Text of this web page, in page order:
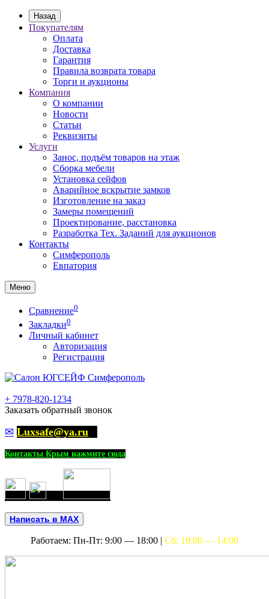
Назад
Покупателям
Оплата
Доставка
Гарантия
Правила возврата товара
Торги и аукционы
Компания
О компании
Новости
Статьи
Реквизиты
Услуги
Занос, подъём товаров на этаж
Сборка мебели
Установка сейфов
Аварийное вскрытие замков
Изготовление на заказ
Замеры помещений
Проектирование, расстановка
Разработка Тех. Заданий для аукционов
Контакты
Симферополь
Евпатория
Меню
Сравнение0
Закладки0
Личный кабинет
Авторизация
Регистрация
+ 7978-820-1234
Заказать обратный звонок
✉ Luxsafe@ya.ru
Контакты Крым нажмите сюда
Написать в MAX
Работаем: Пн-Пт: 9:00 — 18:00 | Сб: 10:00 — 14:00